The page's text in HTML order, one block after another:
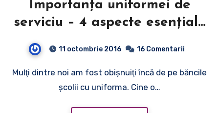
Importanţa uniformei de
serviciu – 4 aspecte esenţiale
11 octombrie 2016 16 Comentarii
Mulţi dintre noi am fost obişnuiţi încă de pe băncile
şcolii cu uniforma. Cine o…